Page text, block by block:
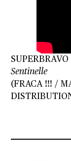
SUPERBRAVO
Sentinelle
(FRACA !!! /